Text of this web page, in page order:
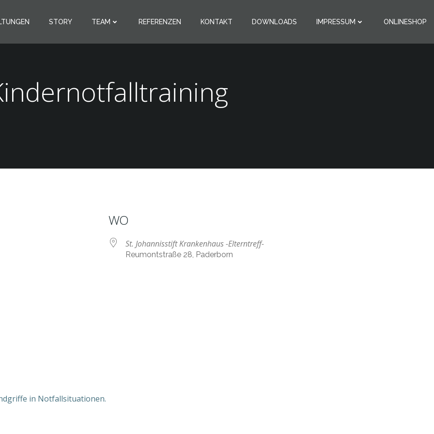
STORY TEAM REFERENZEN KONTAKT DOWNLOADS IMPRESSUM ONLINESHOP
WO
St. Johannisstift Krankenhaus -Elterntreff-
Reumontstraße 28, Paderborn
in Notfallsituationen.